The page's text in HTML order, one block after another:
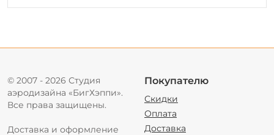
© 2007 - 2026 Студия
аэродизайна «БигХэппи».
Все права защищены.
Доставка и оформление
Покупателю
Скидки
Оплата
Доставка